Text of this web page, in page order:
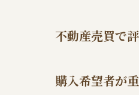
不動産売買で
購入希望者が